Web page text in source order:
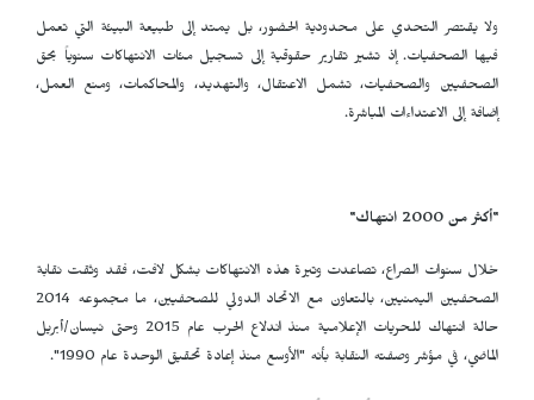
ولا يقتصر التحدي على محدودية الحضور، بل يمتد إلى طبيعة البيئة التي تعمل
فيها الصحفيات. إذ تشير تقارير حقوقية إلى تسجيل مئات الانتهاكات سنوياً بحق
الصحفيين والصحفيات، تشمل الاعتقال، والتهديد، والمحاكمات، ومنع العمل،
إضافة إلى الاعتداءات المباشرة.
"أكثر من 2000 انتهاك"
خلال سنوات الصراع، تصاعدت وتيرة هذه الانتهاكات بشكل لافت، فقد وثقت نقابة
الصحفيين اليمنيين، بالتعاون مع الاتحاد الدولي للصحفيين، ما مجموعه 2014
حالة انتهاك للحريات الإعلامية منذ اندلاع الحرب عام 2015 وحتى نيسان/أبريل
الماضي، في مؤشر وصفته النقابة بأنه "الأوسع منذ إعادة تحقيق الوحدة عام 1990".